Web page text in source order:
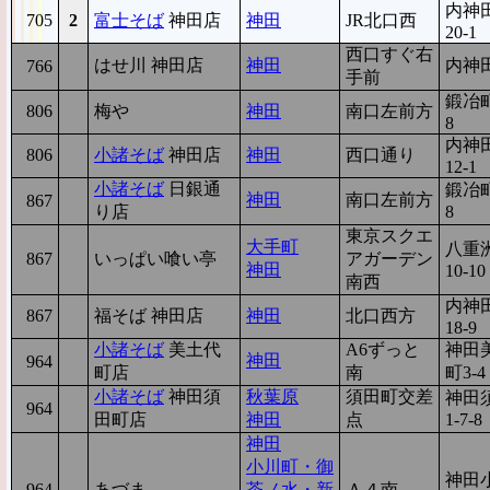
705 2 富士そば 神田店 神田 JR北口西
内神
20-1
766
はせ川 神田店 神田
西口すぐ右
手前
内神
806 梅や 神田 南口左前方
鍛冶
8
806
小諸そば 神田店 神田 西口通り
内神
12-1
867
小諸そば 日銀通
り店
神田 南口左前方
鍛冶
8
867 いっぱい喰い亭
大手町
神田
東京スクエ
アガーデン
南西
八重
10-10
867 福そば 神田店 神田 北口西方
内神
18-9
964
小諸そば 美土代
町店
神田
A6ずっと
南
神田
町3-4
964
小諸そば 神田須
田町店
秋葉原
神田
須田町交差
点
神田
1-7-8
神田
小川町・御
神田